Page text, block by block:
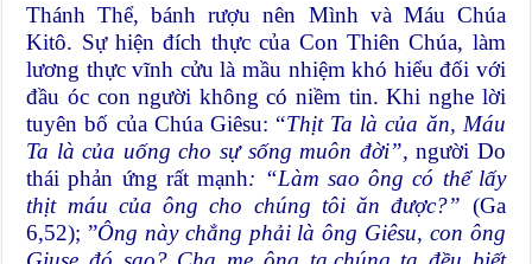
Thánh Thể, bánh rượu nên Mình và Máu Chúa
Kitô. Sự hiện đích thực của Con Thiên Chúa, làm
lương thực vĩnh cửu là mầu nhiệm khó hiểu đối với
đầu óc con người không có niềm tin. Khi nghe lời
tuyên bố của Chúa Giêsu: “Thịt Ta là của ăn, Máu
Ta là của uống cho sự sống muôn đời”,người Do
thái phản ứng rất mạnh: “Làm sao ông có thể lấy
thịt máu của ông cho chúng tôi ăn được?” (Ga
6,52); ”Ông này chẳng phải là ông Giêsu, con ông